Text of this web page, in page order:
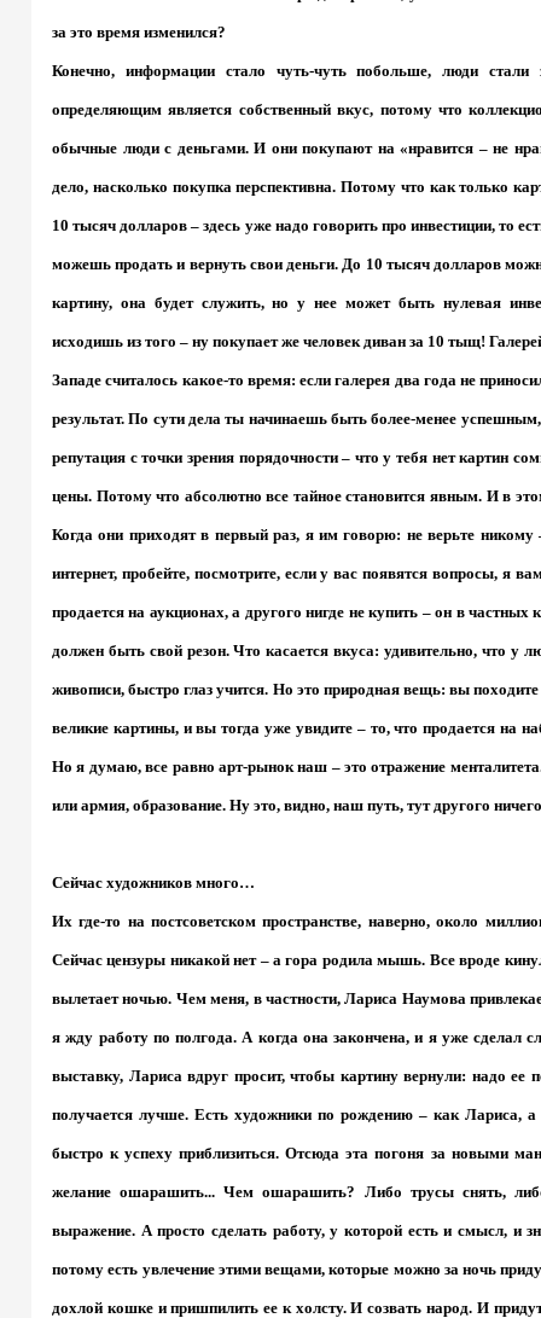
за это время изменился?
Конечно, информации стало чуть-чуть побольше, люди
определяющим является собственный вкус, потому что
обычные люди с деньгами. И они покупают на «нравится – не
дело, насколько покупка перспективна. Потому что как только
10 тысяч долларов – здесь уже надо говорить про инвестиции, то
можешь продать и вернуть свои деньги. До 10 тысяч долларов
картину, она будет служить, но у нее может быть нулевая
исходишь из того – ну покупает же человек диван за 10 тыщ!
Западе считалось какое-то время: если галерея два года не
результат. По сути дела ты начинаешь быть более-менее
репутация с точки зрения порядочности – что у тебя нет картин
цены. Потому что абсолютно все тайное становится явным. И в
Когда они приходят в первый раз, я им говорю: не верьте никому
интернет, пробейте, посмотрите, если у вас появятся вопросы, я
продается на аукционах, а другого нигде не купить – он в частных
должен быть свой резон. Что касается вкуса: удивительно, что у
живописи, быстро глаз учится. Но это природная вещь: вы
великие картины, и вы тогда уже увидите – то, что продается на
Но я думаю, все равно арт-рынок наш – это отражение
или армия, образование. Ну это, видно, наш путь, тут другого
Сейчас художников много…
Их где-то на постсоветском пространстве, наверно, около
Сейчас цензуры никакой нет – а гора родила мышь. Все вроде
вылетает ночью. Чем меня, в частности, Лариса Наумова
я жду работу по полгода. А когда она закончена, и я уже сделал
выставку, Лариса вдруг просит, чтобы картину вернули: надо ее
получается лучше. Есть художники по рождению – как Лариса,
быстро к успеху приблизиться. Отсюда эта погоня за новыми
желание ошарашить... Чем ошарашить? Либо трусы снять,
выражение. А просто сделать работу, у которой есть и смысл, и
потому есть увлечение этими вещами, которые можно за ночь
дохлой кошке и пришпилить ее к холсту. И созвать народ. И